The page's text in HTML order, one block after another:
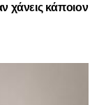
χάνεις κάποιον